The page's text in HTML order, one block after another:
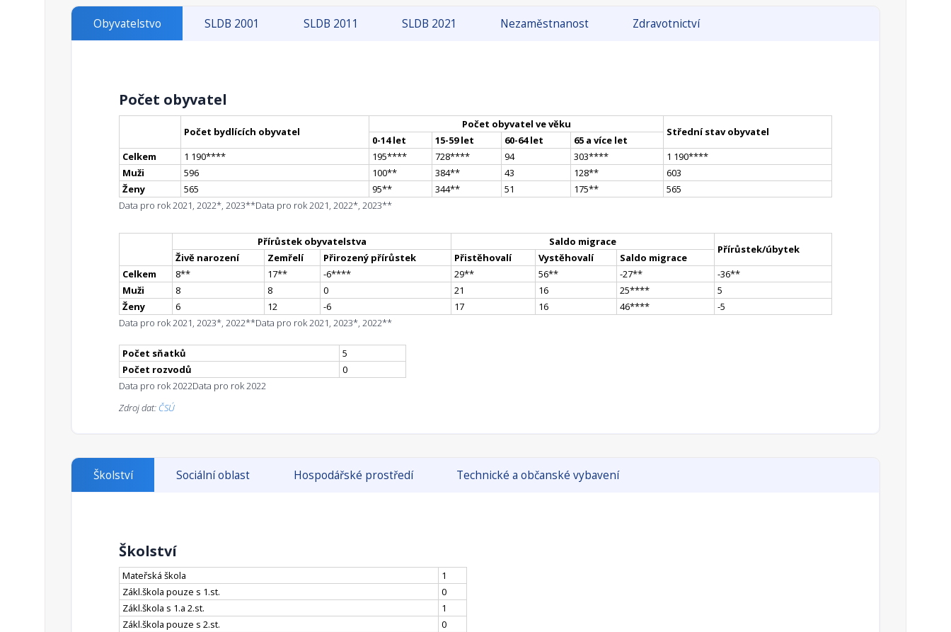
Obyvatelstvo SLDB 2001 SLDB 2011 SLDB 2021 Nezaměstnanost Zdravotnictví
Počet obyvatel
Počet bydlících obyvatel
Počet obyvatel ve věku
Střední stav obyvatel
0-14 let 15-59 let 60-64 let
65 a více let
Celkem
1 190**** 195**** 728**** 94 303**** 1 190****
Muži
596 100** 384** 43 128**
603
Ženy
565 95** 344** 51 175**
565
Data pro rok 2021, 2022*, 2023**Data pro rok 2021, 2022*, 2023**
Přírůstek obyvatelstva Saldo migrace
Přírůstek/úbytek
Živě narození Zemřelí Přirozený přírůstek Přistěhovalí Vystěhovalí
Saldo migrace
Celkem
8** 17** -6**** 29** 56** -27** -36**
Muži
8 8 0 21 16 25****
5
Ženy
6 12 -6 17 16 46****
-5
Data pro rok 2021, 2023*, 2022**Data pro rok 2021, 2023*, 2022**
Počet sňatků
5
Počet rozvodů
0
Data pro rok 2022Data pro rok 2022
Zdroj dat: ČSÚ
Školství Sociální oblast Hospodářské prostředí Technické a občanské vybavení
Školství
Mateřská škola
1
Zákl.škola pouze s 1.st.
0
Zákl.škola s 1.a 2.st.
1
Zákl.škola pouze s 2.st.
0